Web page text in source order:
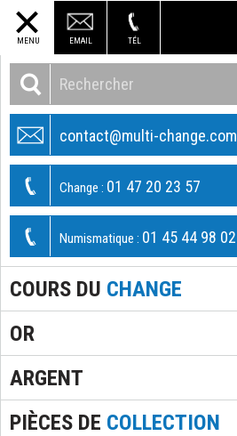
MENU EMAIL TÉL
contact@multi-change.com
Change : 01 47 20 23 57
Numismatique : 01 45 44 98 02
COURS DU CHANGE
OR
ARGENT
PIÈCES DE COLLECTION